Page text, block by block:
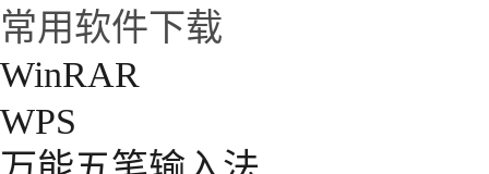
常用软件下载
WinRAR
WPS